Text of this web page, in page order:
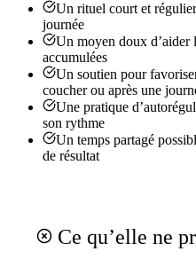
Un rituel court et
journée
Un moyen doux d’aider
accumulées
Un soutien pour
coucher ou après une
Une pratique
son rythme
Un temps partagé
de résultat
Ce qu’elle ne